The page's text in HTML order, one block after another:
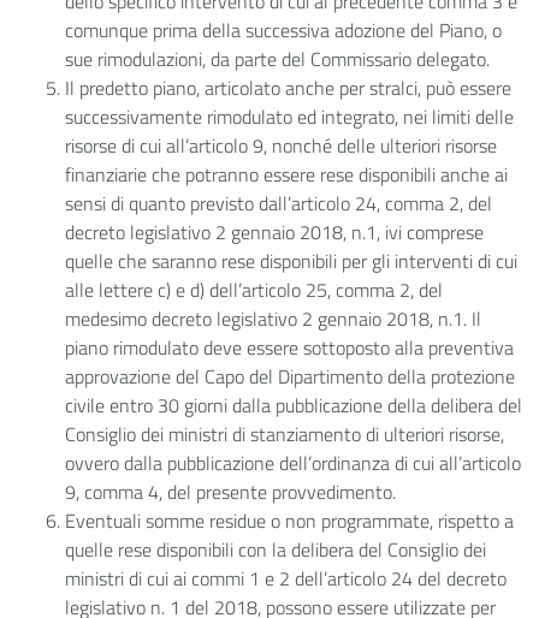
comunque prima della successiva adozione del Piano, o
sue rimodulazioni, da parte del Commissario delegato.
Il predetto piano, articolato anche per stralci, può essere
successivamente rimodulato ed integrato, nei limiti delle
risorse di cui all’articolo 9, nonché delle ulteriori risorse
finanziarie che potranno essere rese disponibili anche ai
sensi di quanto previsto dall’articolo 24, comma 2, del
decreto legislativo 2 gennaio 2018, n.1, ivi comprese
quelle che saranno rese disponibili per gli interventi di cui
alle lettere c) e d) dell’articolo 25, comma 2, del
medesimo decreto legislativo 2 gennaio 2018, n.1. Il
piano rimodulato deve essere sottoposto alla preventiva
approvazione del Capo del Dipartimento della protezione
civile entro 30 giorni dalla pubblicazione della delibera del
Consiglio dei ministri di stanziamento di ulteriori risorse,
ovvero dalla pubblicazione dell’ordinanza di cui all’articolo
9, comma 4, del presente provvedimento.
Eventuali somme residue o non programmate, rispetto a
quelle rese disponibili con la delibera del Consiglio dei
ministri di cui ai commi 1 e 2 dell’articolo 24 del decreto
legislativo n. 1 del 2018, possono essere utilizzate per